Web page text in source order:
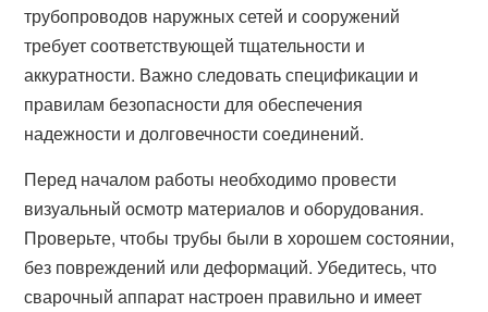
трубопроводов наружных сетей и сооружений
требует соответствующей тщательности и
аккуратности. Важно следовать спецификации и
правилам безопасности для обеспечения
надежности и долговечности соединений.
Перед началом работы необходимо провести
визуальный осмотр материалов и оборудования.
Проверьте, чтобы трубы были в хорошем состоянии,
без повреждений или деформаций. Убедитесь, что
сварочный аппарат настроен правильно и имеет